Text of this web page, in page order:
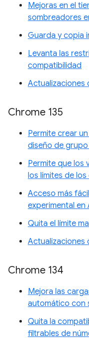
Mejoras en el
sombreadores
Guarda y copia
Levanta las
compatibilidad
Actualizaciones
Chrome 135
Permite crear
diseño de
Permite que los
los límites de
Acceso más
experimental en
Quita el límite
Actualizaciones
Chrome 134
Mejora las
automático con
Quita la
filtrables de